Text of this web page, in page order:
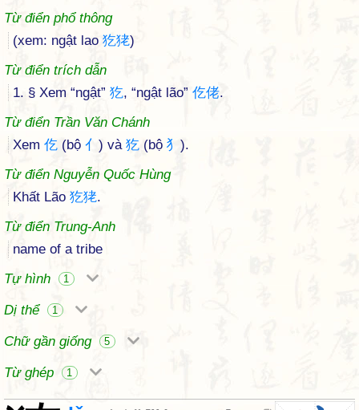
Từ điển phổ thông
(xem: ngật lao 犵狫)
Từ điển trích dẫn
1. § Xem “ngật” 犵, “ngật lão” 仡佬.
Từ điển Trần Văn Chánh
Xem 仡 (bộ 亻 ) và 犵 (bộ 犭 ).
Từ điển Nguyễn Quốc Hùng
Khất Lão 犵狫.
Từ điển Trung-Anh
name of a tribe
Tự hình
1
Dị thể 1
Chữ gần giống 5
Từ ghép 1